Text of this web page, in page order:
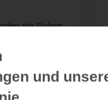
die Robert
und